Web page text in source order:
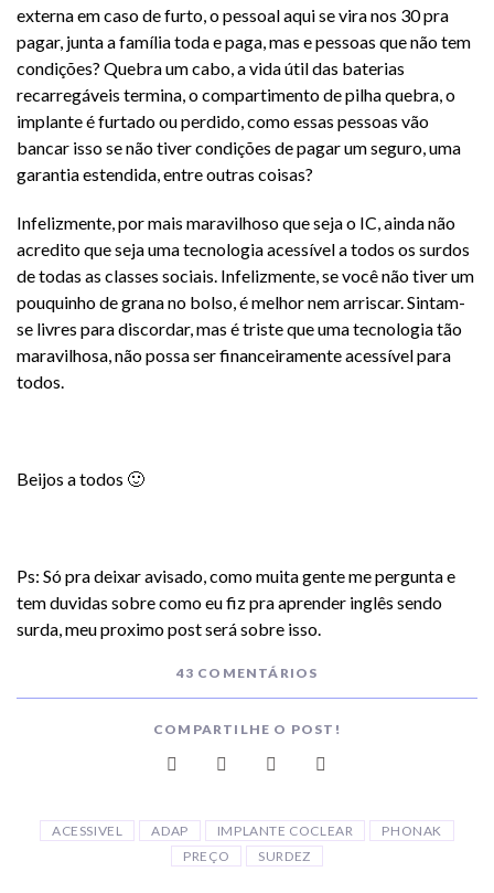
externa em caso de furto, o pessoal aqui se vira nos 30 pra
pagar, junta a família toda e paga, mas e pessoas que não tem
condições? Quebra um cabo, a vida útil das baterias
recarregáveis termina, o compartimento de pilha quebra, o
implante é furtado ou perdido, como essas pessoas vão
bancar isso se não tiver condições de pagar um seguro, uma
garantia estendida, entre outras coisas?
Infelizmente, por mais maravilhoso que seja o IC, ainda não
acredito que seja uma tecnologia acessível a todos os surdos
de todas as classes sociais. Infelizmente, se você não tiver um
pouquinho de grana no bolso, é melhor nem arriscar. Sintam-
se livres para discordar, mas é triste que uma tecnologia tão
maravilhosa, não possa ser financeiramente acessível para
todos.
Beijos a todos 🙂
Ps: Só pra deixar avisado, como muita gente me pergunta e
tem duvidas sobre como eu fiz pra aprender inglês sendo
surda, meu proximo post será sobre isso.
43 COMENTÁRIOS
COMPARTILHE O POST!
ACESSIVEL ADAP IMPLANTE COCLEAR
PHONAK
PREÇO
SURDEZ